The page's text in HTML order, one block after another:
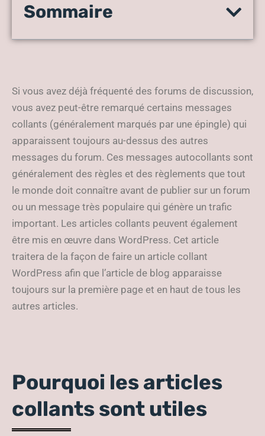
qu’un article collant de
page d’accueil
Sommaire
Si vous avez déjà fréquenté des forums de discussion,
vous avez peut-être remarqué certains messages
collants (généralement marqués par une épingle) qui
apparaissent toujours au-dessus des autres
messages du forum. Ces messages autocollants sont
généralement des règles et des règlements que tout
le monde doit connaître avant de publier sur un forum
ou un message très populaire qui génère un trafic
important. Les articles collants peuvent également
être mis en œuvre dans WordPress. Cet article
traitera de la façon de faire un article collant
WordPress afin que l’article de blog apparaisse
toujours sur la première page et en haut de tous les
autres articles.
Pourquoi les articles
collants sont utiles